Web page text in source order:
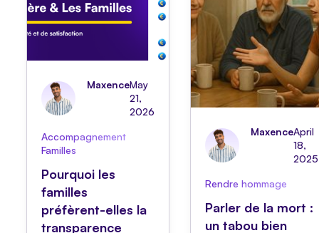
MaxenceMay
21,
2026
Accompagnement
Familles
Pourquoi les
familles
préfèrent-elles la
transparence
MaxenceApril
18,
2025
Rendre hommage
Parler de la mort :
un tabou bien